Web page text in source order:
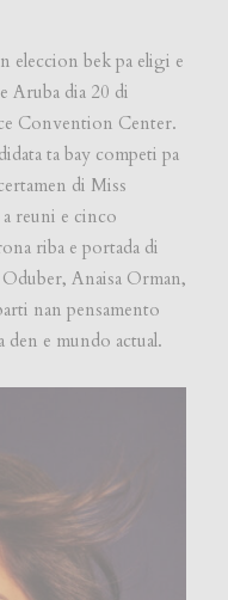
eleccion bek pa eligi e
Aruba dia 20 di
Convention Center.
ta bay competi pa
di Miss
reuni e cinco
riba e portada di
Anaisa Orman,
nan pensamento
den e mundo actual.